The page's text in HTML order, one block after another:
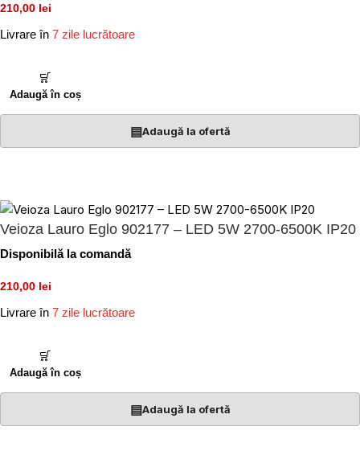
210,00 lei
Livrare în 7 zile lucrătoare
Adaugă în coș
▤Adaugă la ofertă
Veioza Lauro Eglo 902177 – LED 5W 2700-6500K IP20
Disponibilă la comandă
210,00 lei
Livrare în 7 zile lucrătoare
Adaugă în coș
▤Adaugă la ofertă